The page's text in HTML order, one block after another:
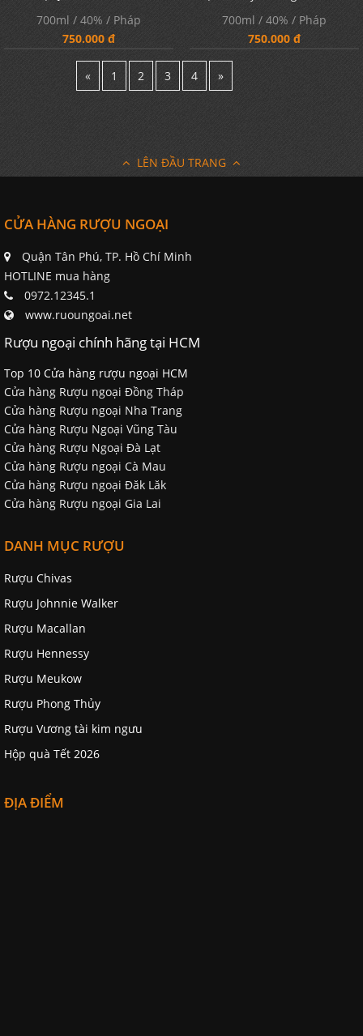
700ml / 40% / Pháp
750.000 đ
700ml / 40% / Pháp
750.000 đ
« 1 2 3 4 »
LÊN ĐẦU TRANG
CỬA HÀNG RƯỢU NGOẠI
Quận Tân Phú, TP. Hồ Chí Minh
HOTLINE mua hàng
0972.12345.1
www.ruoungoai.net
Rượu ngoại chính hãng tại HCM
Top 10 Cửa hàng rượu ngoại HCM
Cửa hàng Rượu ngoại Đồng Tháp
Cửa hàng Rượu ngoại Nha Trang
Cửa hàng Rượu Ngoại Vũng Tàu
Cửa hàng Rượu Ngoại Đà Lạt
Cửa hàng Rượu ngoại Cà Mau
Cửa hàng Rượu ngoại Đăk Lăk
Cửa hàng Rượu ngoại Gia Lai
DANH MỤC RƯỢU
Rượu Chivas
Rượu Johnnie Walker
Rượu Macallan
Rượu Hennessy
Rượu Meukow
Rượu Phong Thủy
Rượu Vương tài kim ngưu
Hộp quà Tết 2026
ĐỊA ĐIỂM